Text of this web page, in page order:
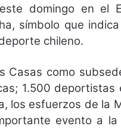
domingo en el
símbolo que
chileno.
Casas como
1.500 deportistas
los esfuerzos de la
evento a la